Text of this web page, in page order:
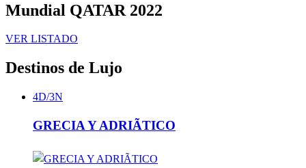
Mundial QATAR 2022
VER LISTADO
Destinos de Lujo
4D/3N
GRECIA Y ADRIÃTICO